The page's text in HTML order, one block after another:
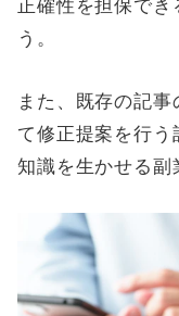
正確性を担保で
う。
また、既存の記
て修正提案を行う
知識を生かせる副